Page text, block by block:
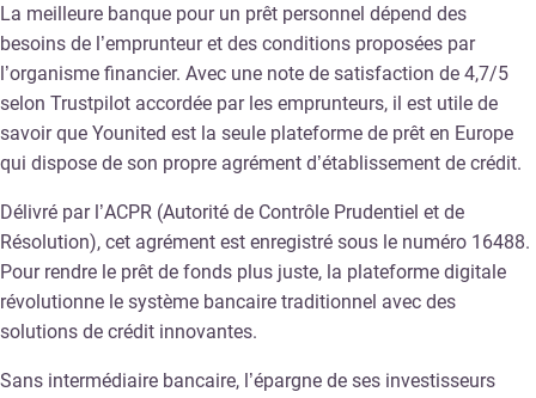
La meilleure banque pour un prêt personnel dépend des
besoins de l’emprunteur et des conditions proposées par
l’organisme financier. Avec une note de satisfaction de 4,7/5
selon Trustpilot accordée par les emprunteurs, il est utile de
savoir que Younited est la seule plateforme de prêt en Europe
qui dispose de son propre agrément d’établissement de crédit.
Délivré par l’ACPR (Autorité de Contrôle Prudentiel et de
Résolution), cet agrément est enregistré sous le numéro 16488.
Pour rendre le prêt de fonds plus juste, la plateforme digitale
révolutionne le système bancaire traditionnel avec des
solutions de crédit innovantes.
Sans intermédiaire bancaire, l’épargne de ses investisseurs